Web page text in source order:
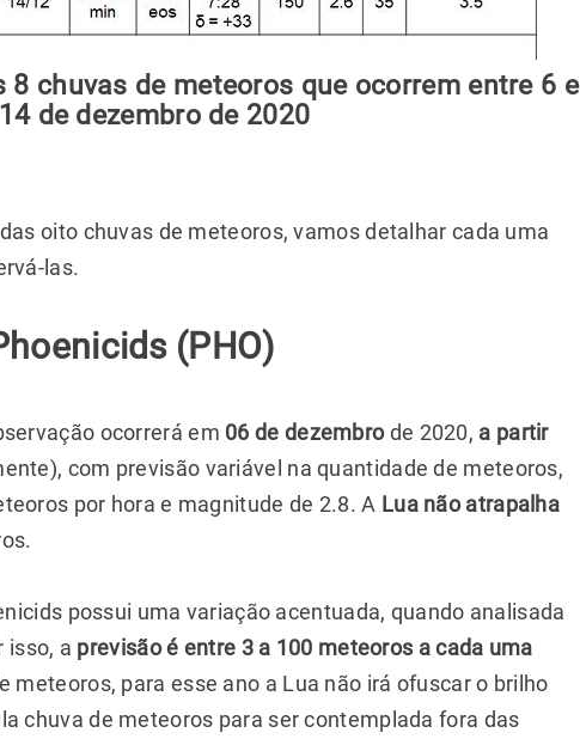
8 chuvas de meteoros que ocorrem entre 6 e
14 de dezembro de 2020
oito chuvas de meteoros, vamos detalhar cada uma
las.
(PHO)
ocorrerá em 06 de dezembrode 2020, a partir
com previsão variável na quantidade de meteoros,
por hora e magnitude de 2.8. A Lua não atrapalha
possui uma variação acentuada, quando analisada
isso, a previsão é entre 3 a 100 meteoros a cada uma
meteoros, para esse ano a Lua não irá ofuscar o brilho
chuva de meteoros para ser contemplada fora das